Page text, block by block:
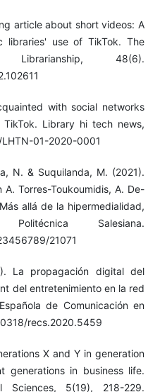
article about short videos: A
libraries' use of TikTok. The
48(6).
with social networks
Library hi tech news,
01-2020-0001
N. & Suquilanda, M. (2021).
Torres-Toukoumidis, A. De-
allá de la hipermedialidad,
Salesiana.
21071
La propagación digital del
del entretenimiento en la red
de Comunicación en
recs.2020.5459
X and Y in generation
generations in business life.
Sciences, 5(19), 218-229.